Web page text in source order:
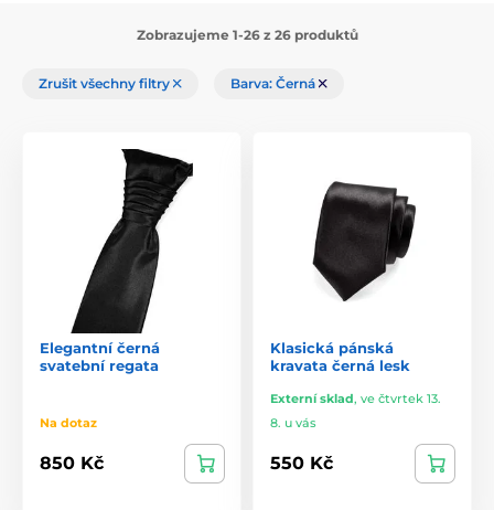
Zobrazujeme 1-26 z 26 produktů
Zrušit všechny filtry Barva: Černá
Elegantní černá
svatební regata
Na dotaz
850 Kč
Klasická pánská
kravata černá lesk
Externí sklad, ve čtvrtek 13.
8. u vás
550 Kč